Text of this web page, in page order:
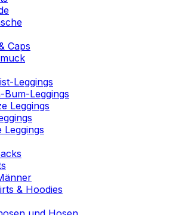
Caps
Leggings
Leggings
Leggings
Leggings
& Hoodies